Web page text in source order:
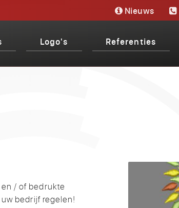
Nieuws
Logo's Referenties
/ of bedrukte
bedrijf regelen!